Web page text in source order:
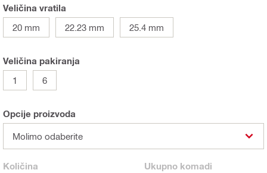
Veličina vratila
20 mm
22.23 mm 25.4 mm
Veličina pakiranja
1
6
Opcije proizvoda
Molimo odaberite
Količina Ukupnokomadi